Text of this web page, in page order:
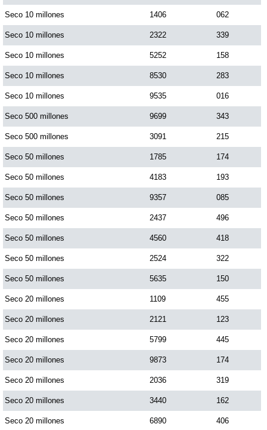
Motilon Tarde
Motilon Noche
Paisita Día
Paisita Noche
Paisita 3
Pick 3 Día
Pick 3 Noche
Pick 4 Día
Pick 4 Noche
Pijao de Oro
Sinuano Día
Seco 10 millones 1406 062
Seco 10 millones 2322 339
Seco 10 millones 5252 158
Seco 10 millones 8530 283
Seco 10 millones 9535 016
Seco 500 millones 9699 343
Seco 500 millones 3091 215
Seco 50 millones 1785 174
Seco 50 millones 4183 193
Seco 50 millones 9357 085
Seco 50 millones 2437 496
Seco 50 millones 4560 418
Seco 50 millones 2524 322
Seco 50 millones 5635 150
Seco 20 millones 1109 455
Seco 20 millones 2121 123
Seco 20 millones 5799 445
Seco 20 millones 9873 174
Seco 20 millones 2036 319
Seco 20 millones 3440 162
Seco 20 millones 6890 406